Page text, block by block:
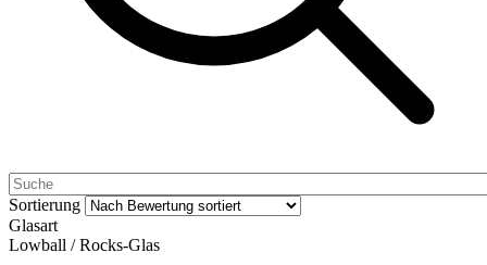
Sortierung
Glasart
Lowball / Rocks-Glas